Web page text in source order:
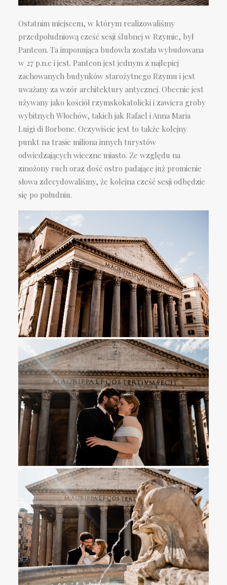
Ostatnim miejscem, w którym realizowaliśmy
przedpołudniową cześć sesji ślubnej w Rzymie, był
Panteon. Ta imponująca budowla została wybudowana
w 27 p.n.e i jest. Panteon jest jednym z najlepiej
zachowanych budynków starożytnego Rzymu i jest
uważany za wzór architektury antycznej. Obecnie jest
używany jako kościół rzymskokatolicki i zawiera groby
wybitnych Włochów, takich jak Rafael i Anna Maria
Luigi di Borbone. Oczywiście jest to także kolejny
punkt na trasie miliona innych turystów
odwiedzających wieczne miasto. Ze względu na
zmożony ruch oraz dość ostro padające już promienie
słowa zdecydowaliśmy, że kolejna cześć sesji odbędzie
się po południu.